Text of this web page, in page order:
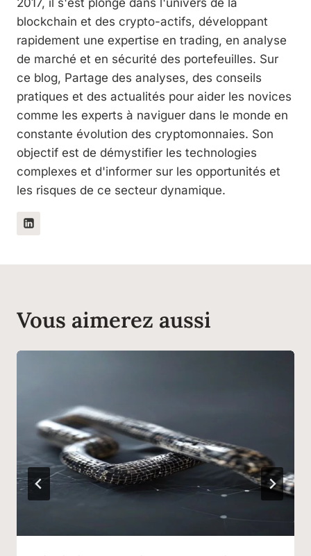
blockchain et des crypto-actifs, développant
rapidement une expertise en trading, en analyse
de marché et en sécurité des portefeuilles. Sur
ce blog, Partage des analyses, des conseils
pratiques et des actualités pour aider les novices
comme les experts à naviguer dans le monde en
constante évolution des cryptomonnaies. Son
objectif est de démystifier les technologies
complexes et d'informer sur les opportunités et
les risques de ce secteur dynamique.
Vous aimerez aussi